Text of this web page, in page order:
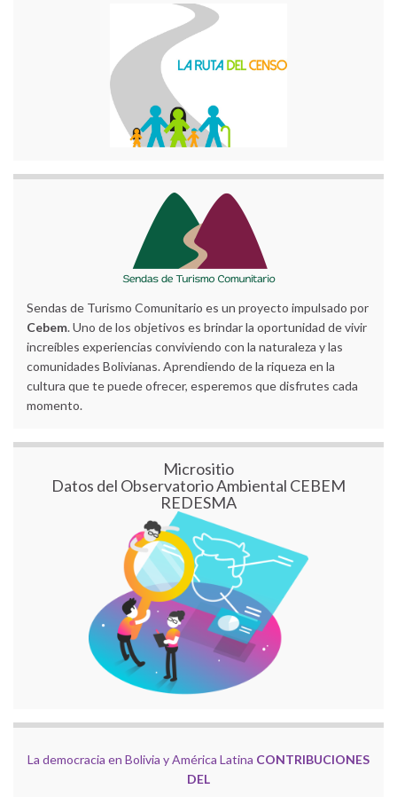
Sendas de Turismo Comunitario es un proyecto impulsado por
Cebem. Uno de los objetivos es brindar la oportunidad de vivir
increíbles experiencias conviviendo con la naturaleza y las
comunidades Bolivianas. Aprendiendo de la riqueza en la
cultura que te puede ofrecer, esperemos que disfrutes cada
momento.
Micrositio
Datos del Observatorio Ambiental CEBEM
REDESMA
La democracia en Bolivia y América Latina CONTRIBUCIONES
DEL